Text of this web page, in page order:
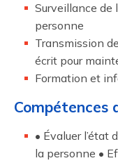
Surveillance de
personne
Transmission
écrit pour
Formation et
Compétences
• Évaluer l’état
la personne •